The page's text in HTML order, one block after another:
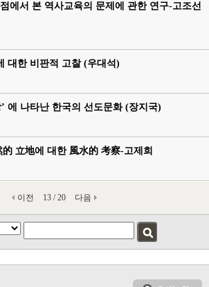
에서 본 역사교육의 문제에 관한 연구-고조선
대한 비판적 고찰 (우대석)
에 나타난 한국의 선도문화 (장지국)
立地에 대한 風水的 考察-고제희
이전 13 / 20 다음